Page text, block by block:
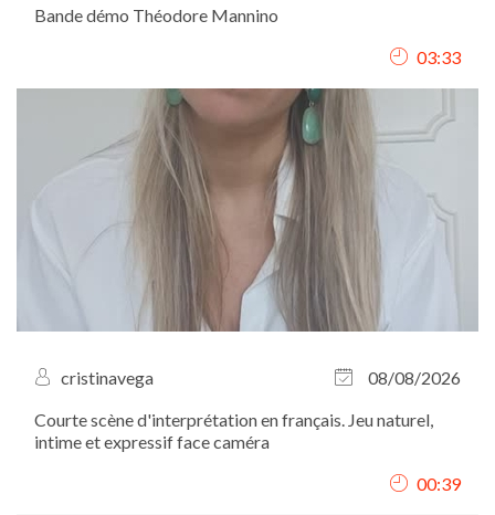
Bande démo Théodore Mannino
03:33
cristinavega
08/08/2026
Courte scène d'interprétation en français. Jeu naturel,
intime et expressif face caméra
00:39